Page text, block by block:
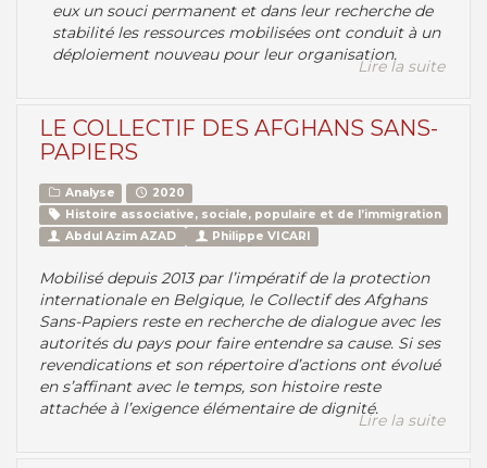
eux un souci permanent et dans leur recherche de
stabilité les ressources mobilisées ont conduit à un
déploiement nouveau pour leur organisation.
Lire la suite
LE COLLECTIF DES AFGHANS SANS-
PAPIERS
Analyse
2020
Histoire associative, sociale, populaire et de l’immigration
Abdul Azim AZAD
Philippe VICARI
Mobilisé depuis 2013 par l’impératif de la protection
internationale en Belgique, le Collectif des Afghans
Sans-Papiers reste en recherche de dialogue avec les
autorités du pays pour faire entendre sa cause. Si ses
revendications et son répertoire d’actions ont évolué
en s’affinant avec le temps, son histoire reste
attachée à l’exigence élémentaire de dignité.
Lire la suite